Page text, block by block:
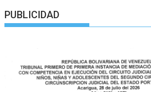
PUBLICIDAD